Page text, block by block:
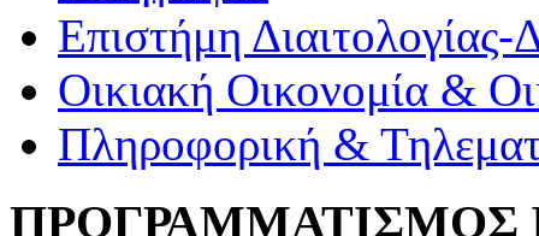
Επιστήμη Διαιτολογίας-
Οικιακή Οικονομία &
Πληροφορική &
ΠΡΟΓΡΑΜΜΑΤΙΣΜΟΣ